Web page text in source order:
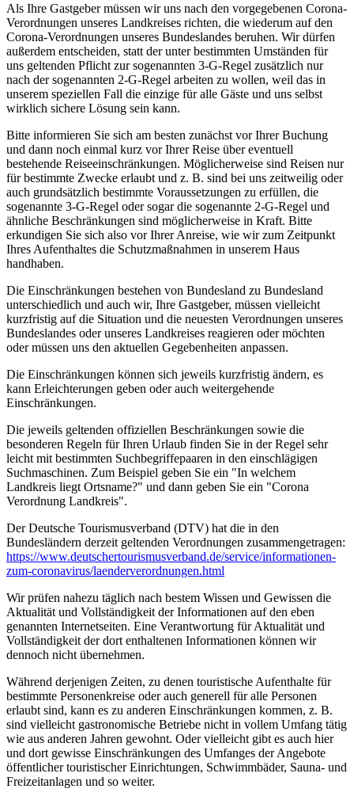
Als Ihre Gastgeber müssen wir uns nach den vorgegebenen Corona-
Verordnungen unseres Landkreises richten, die wiederum auf den
Corona-Verordnungen unseres Bundeslandes beruhen. Wir dürfen
außerdem entscheiden, statt der unter bestimmten Umständen für
uns geltenden Pflicht zur sogenannten 3-G-Regel zusätzlich nur
nach der sogenannten 2-G-Regel arbeiten zu wollen, weil das in
unserem speziellen Fall die einzige für alle Gäste und uns selbst
wirklich sichere Lösung sein kann.
Bitte informieren Sie sich am besten zunächst vor Ihrer Buchung
und dann noch einmal kurz vor Ihrer Reise über eventuell
bestehende Reiseeinschränkungen. Möglicherweise sind Reisen nur
für bestimmte Zwecke erlaubt und z. B. sind bei uns zeitweilig oder
auch grundsätzlich bestimmte Voraussetzungen zu erfüllen, die
sogenannte 3-G-Regel oder sogar die sogenannte 2-G-Regel und
ähnliche Beschränkungen sind möglicherweise in Kraft. Bitte
erkundigen Sie sich also vor Ihrer Anreise, wie wir zum Zeitpunkt
Ihres Aufenthaltes die Schutzmaßnahmen in unserem Haus
handhaben.
Die Einschränkungen bestehen von Bundesland zu Bundesland
unterschiedlich und auch wir, Ihre Gastgeber, müssen vielleicht
kurzfristig auf die Situation und die neuesten Verordnungen unseres
Bundeslandes oder unseres Landkreises reagieren oder möchten
oder müssen uns den aktuellen Gegebenheiten anpassen.
Die Einschränkungen können sich jeweils kurzfristig ändern, es
kann Erleichterungen geben oder auch weitergehende
Einschränkungen.
Die jeweils geltenden offiziellen Beschränkungen sowie die
besonderen Regeln für Ihren Urlaub finden Sie in der Regel sehr
leicht mit bestimmten Suchbegriffepaaren in den einschlägigen
Suchmaschinen. Zum Beispiel geben Sie ein "In welchem
Landkreis liegt Ortsname?" und dann geben Sie ein "Corona
Verordnung Landkreis".
Der Deutsche Tourismusverband (DTV) hat die in den
Bundesländern derzeit geltenden Verordnungen zusammengetragen:
https://www.deutscher­tourismusverband.de/­service/­informationen-
zum-coronavirus/­laenderverordnungen.html
Wir prüfen nahezu täglich nach bestem Wissen und Gewissen die
Aktualität und Vollständigkeit der Informationen auf den eben
genannten Internetseiten. Eine Verantwortung für Aktualität und
Vollständigkeit der dort enthaltenen Informationen können wir
dennoch nicht übernehmen.
Während derjenigen Zeiten, zu denen touristische Aufenthalte für
bestimmte Personenkreise oder auch generell für alle Personen
erlaubt sind, kann es zu anderen Einschränkungen kommen, z. B.
sind vielleicht gastronomische Betriebe nicht in vollem Umfang tätig
wie aus anderen Jahren gewohnt. Oder vielleicht gibt es auch hier
und dort gewisse Einschränkungen des Umfanges der Angebote
öffentlicher touristischer Einrichtungen, Schwimmbäder, Sauna- und
Freizeitanlagen und so weiter.